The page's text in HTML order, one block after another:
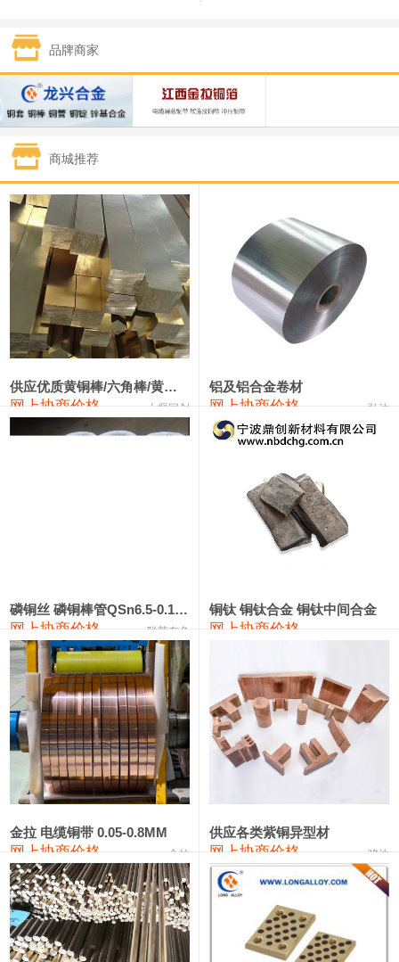
1#锡 434,750—436,750
1#镍 131,200—132,400
1#白银 15,170—15,180 15,175 615
钯金
1#钴 331,000—351,000
1#锑 88,000—94,000 91,000
2#锑 84,000—90,000 87,000 0
1#镁 17,000—18,000 17,500
1#电解锰(99.7%袋装) 17,900—18,100 18,000
1#电解锰 18,800—19,000 18,900
1#铬 60,000—82,000
9,300
10,400
金属硅553#-331# 10,000 0
漆包线 111,610—115,610 113,610
磷铜合金 110,400—117,200 113,800 1,050
无氧铜丝(硬) 109,350—109,650 109,500
R410A专用紫铜管 113,340—113,340
铸造铝合金锭(A380） 26,200—26,400 26,300 100
铝合金ADC12 24,100—24,300 100
铸造铝合金锭(ZL102) 24,100—24,300 24,200
品牌商家
商城推荐
供应优质黄铜棒/六角棒/黄铜方板
网上协商价格 十堰同创
铝及铝合金卷材
网上协商价格 弘达
磷铜丝 磷铜棒管QSn6.5-0.1 7-0.2 8-0.3
网上协商价格 联荣有色
铜钛 铜钛合金 铜钛中间合金
网上协商价格
金拉 电缆铜带 0.05-0.8MM
网上协商价格 金拉
供应各类紫铜异型材
网上协商价格 骏达